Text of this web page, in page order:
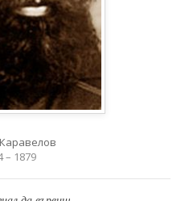
– 1879